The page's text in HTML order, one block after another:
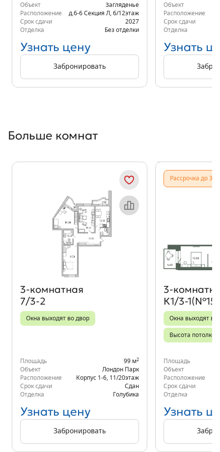
Объект
Загляденье
Расположение
д.6-6 Секция Л 6/12этаж
Срок сдачи
2027
Отделка
Без отделки
Узнать цену
Забронировать
Объект
Расположение
Срок сдачи
Отделка
Узнать
Больше комнат
Объект месяца
3‑комнатная
7/3-2
Окна выходят во двор
Площадь 99 м2
Объект
Лондон Парк
Расположение
Корпус 1-6 11/20этаж
Срок сдачи
Сдан
Отделка
Голубика
Узнать цену
Забронировать
Рассрочка до
К1/3-
Окна выходят во
Высота
Площадь
Объект
Расположение
Срок сдачи
Отделка
Узнать